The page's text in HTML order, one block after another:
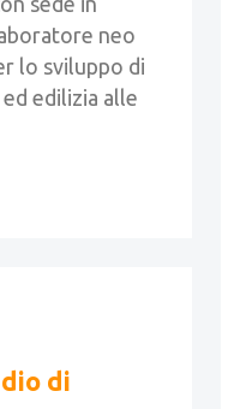
neo
lo sviluppo di
edilizia alle
di